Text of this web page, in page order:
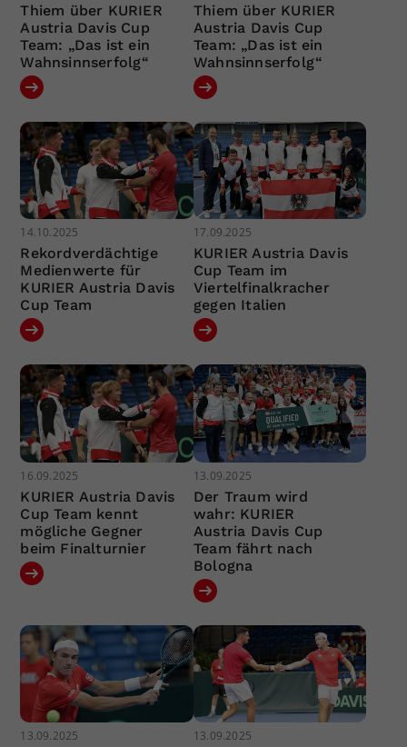
Thiem über KURIER
Austria Davis Cup
Team: „Das ist ein
Wahnsinnserfolg“
Thiem über KURIER
Austria Davis Cup
Team: „Das ist ein
Wahnsinnserfolg“
14.10.2025
Rekordverdächtige
Medienwerte für
KURIER Austria Davis
Cup Team
17.09.2025
KURIER Austria Davis
Cup Team im
Viertelfinalkracher
gegen Italien
16.09.2025
KURIER Austria Davis
Cup Team kennt
mögliche Gegner
beim Finalturnier
13.09.2025
Der Traum wird
wahr: KURIER
Austria Davis Cup
Team fährt nach
Bologna
13.09.2025 13.09.2025